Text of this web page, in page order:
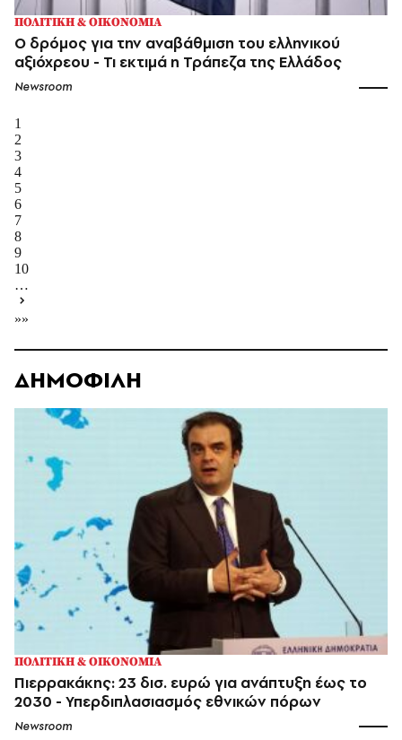
ΠΟΛΙΤΙΚΗ & ΟΙΚΟΝΟΜΙΑ
Ο δρόμος για την αναβάθμιση του ελληνικού
αξιόχρεου - Τι εκτιμά η Τράπεζα της Ελλάδος
Newsroom
1
2
3
4
5
6
7
8
9
10
…
»»
ΔΗΜΟΦΙΛΗ
ΠΟΛΙΤΙΚΗ & ΟΙΚΟΝΟΜΙΑ
Πιερρακάκης: 23 δισ. ευρώ για ανάπτυξη έως το
2030 - Υπερδιπλασιασμός εθνικών πόρων
Newsroom